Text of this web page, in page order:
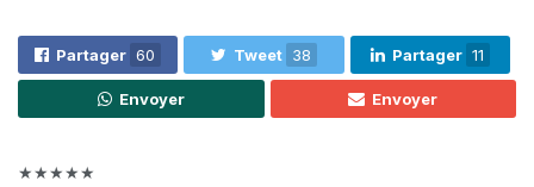
Partager 60 Tweet 38 Partager 11
Envoyer Envoyer
★★★★★